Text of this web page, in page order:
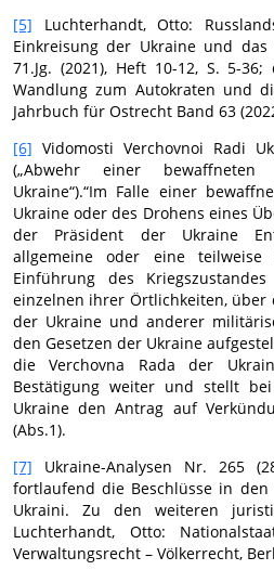
[5] Luchterhandt, Otto:
Einkreisung der Ukraine und das
71.Jg. (2021), Heft 10-12, S. 5-
Wandlung zum Autokraten und
Jahrbuch für Ostrecht Band 63
[6] Vidomosti Verchovnoi Radi
(„Abwehr einer
Ukraine“).“Im Falle einer
Ukraine oder des Drohens eines
der Präsident der Ukraine
allgemeine oder eine teilweise
Einführung des
einzelnen ihrer Örtlichkeiten, über
der Ukraine und anderer
den Gesetzen der Ukraine
die Verchovna Rada der
Bestätigung weiter und stellt
Ukraine den Antrag auf
(Abs.1).
[7] Ukraine-Analysen Nr. 265
fortlaufend die Beschlüsse in den
Ukraini. Zu den weiteren
Luchterhandt, Otto:
Verwaltungsrecht – Völkerrecht,